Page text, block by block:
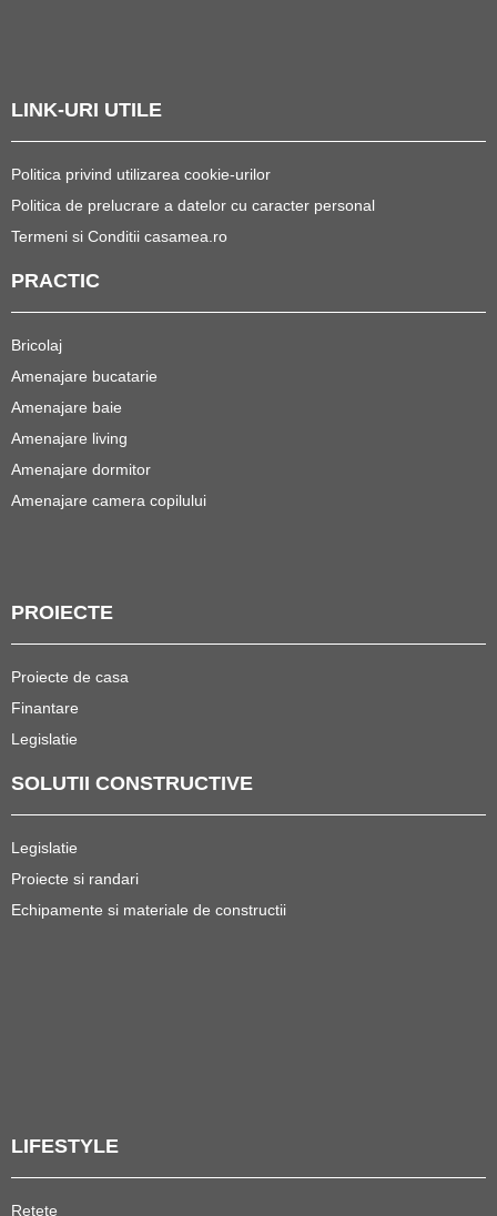
LINK-URI UTILE
Politica privind utilizarea cookie-urilor
Politica de prelucrare a datelor cu caracter personal
Termeni si Conditii casamea.ro
PRACTIC
Bricolaj
Amenajare bucatarie
Amenajare baie
Amenajare living
Amenajare dormitor
Amenajare camera copilului
PROIECTE
Proiecte de casa
Finantare
Legislatie
SOLUTII CONSTRUCTIVE
Legislatie
Proiecte si randari
Echipamente si materiale de constructii
LIFESTYLE
Retete